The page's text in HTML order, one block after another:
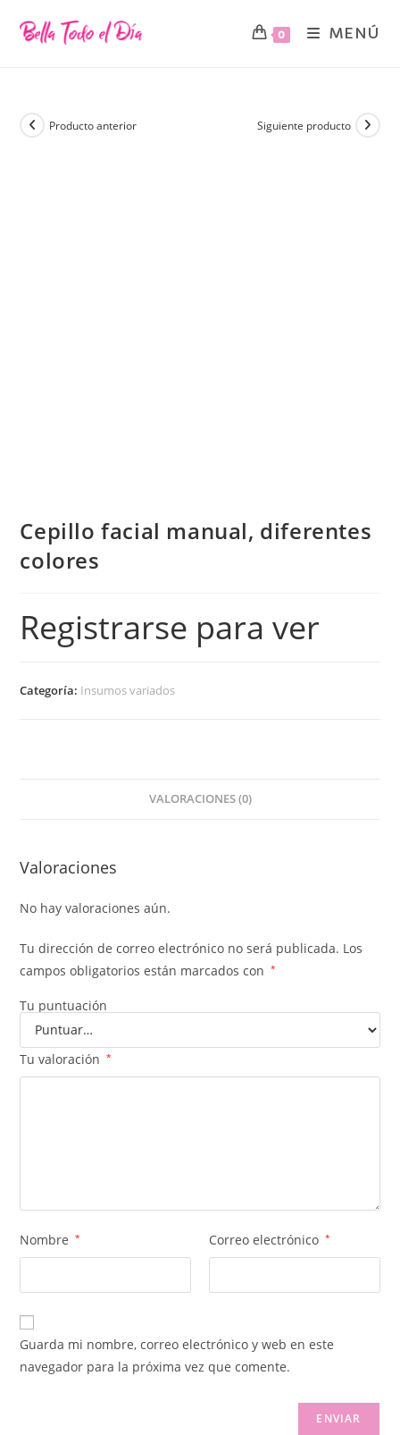
0 MENÚ
Producto anterior Siguiente producto
Cepillo facial manual, diferentes
colores
Registrarse para ver
Categoría: Insumos variados
VALORACIONES (0)
Valoraciones
No hay valoraciones aún.
Tu dirección de correo electrónico no será publicada. Los
campos obligatorios están marcados con
*
Tu puntuación
Tu valoración *
Nombre * Correo electrónico *
Guarda mi nombre, correo electrónico y web en este
navegador para la próxima vez que comente.